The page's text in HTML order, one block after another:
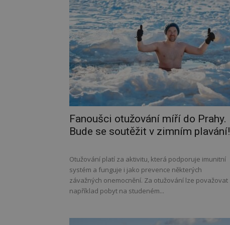
Fanoušci otužování míří do Prahy.
Bude se soutěžit v zimním plavání!
Otužování platí za aktivitu, která podporuje imunitní
systém a funguje i jako prevence některých
závažných onemocnění. Za otužování lze považovat
například pobyt na studeném...